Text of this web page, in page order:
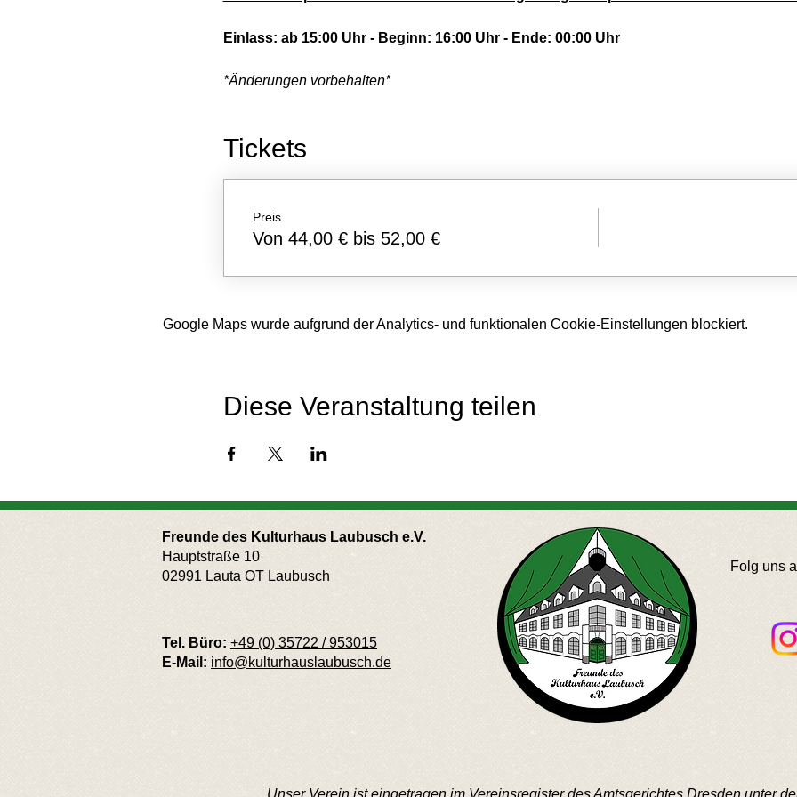
Einlass: ab 15:00 Uhr - Beginn: 16:00 Uhr - Ende: 00:00 Uhr
*Änderungen vorbehalten*
Tickets
Preis
Von 44,00 € bis 52,00 €
Google Maps wurde aufgrund der Analytics- und funktionalen Cookie-Einstellungen blockiert.
Diese Veranstaltung teilen
Freunde des Kulturhaus Laubusch e.V.
Hauptstraße 10
02991 Lauta OT Laubusch
Tel. Büro: +49 (0) 35722 / 953015
E-Mail: info@kulturhauslaubusch.de
Folg uns
Unser Verein ist eingetragen im Vereinsregister des Amtsgerichtes Dresden unter